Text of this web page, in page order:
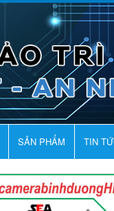
SẢN PHẨM TIN